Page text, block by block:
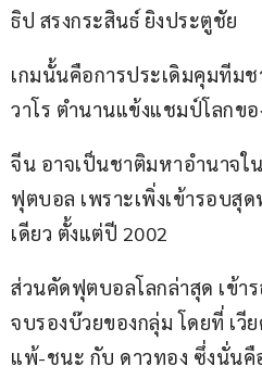
ธิป สรงกระสินธ์ ยิงประตูชัย
เกมนั้นคือการประเดิมคุมทีม
วาโร ตำนานแข้งแชมป์โลกข
จีน อาจเป็นชาติมหาอำนาจ
ฟุตบอล เพราะเพิ่งเข้ารอบสุ
เดียว ตั้งแต่ปี 2002
ส่วนคัดฟุตบอลโลกล่าสุด เข้า
จบรองบ๊วยของกลุ่ม โดยที่ เ
แพ้-ชนะ กับ ดาวทอง ซึ่งนั่นคื